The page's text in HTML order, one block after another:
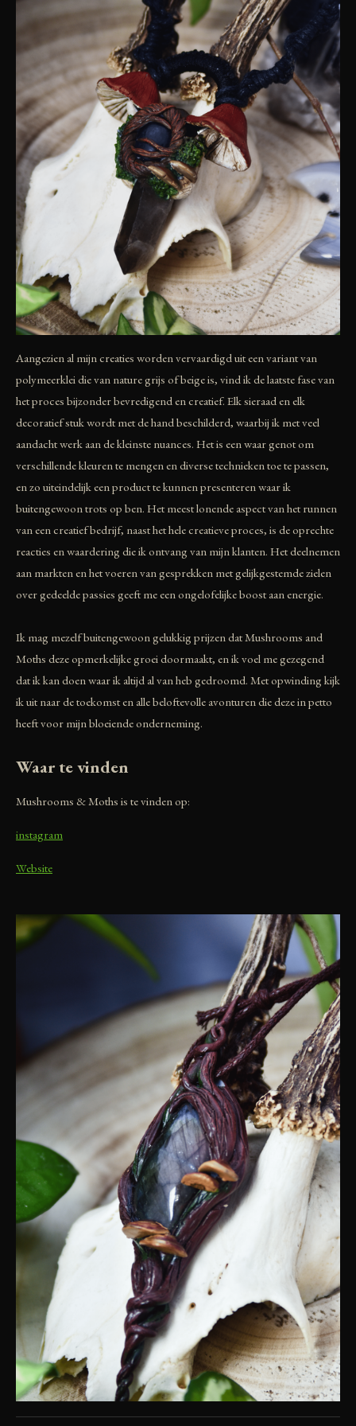
Aangezien al mijn creaties worden vervaardigd uit een variant van
polymeerklei die van nature grijs of beige is, vind ik de laatste fase van
het proces bijzonder bevredigend en creatief. Elk sieraad en elk
decoratief stuk wordt met de hand beschilderd, waarbij ik met veel
aandacht werk aan de kleinste nuances. Het is een waar genot om
verschillende kleuren te mengen en diverse technieken toe te passen,
en zo uiteindelijk een product te kunnen presenteren waar ik
buitengewoon trots op ben. Het meest lonende aspect van het runnen
van een creatief bedrijf, naast het hele creatieve proces, is de oprechte
reacties en waardering die ik ontvang van mijn klanten. Het deelnemen
aan markten en het voeren van gesprekken met gelijkgestemde zielen
over gedeelde passies geeft me een ongelofelijke boost aan energie.
Ik mag mezelf buitengewoon gelukkig prijzen dat Mushrooms and
Moths deze opmerkelijke groei doormaakt, en ik voel me gezegend
dat ik kan doen waar ik altijd al van heb gedroomd. Met opwinding kijk
ik uit naar de toekomst en alle beloftevolle avonturen die deze in petto
heeft voor mijn bloeiende onderneming.
Waar te vinden
Mushrooms & Moths is te vinden op:
instagram
Website